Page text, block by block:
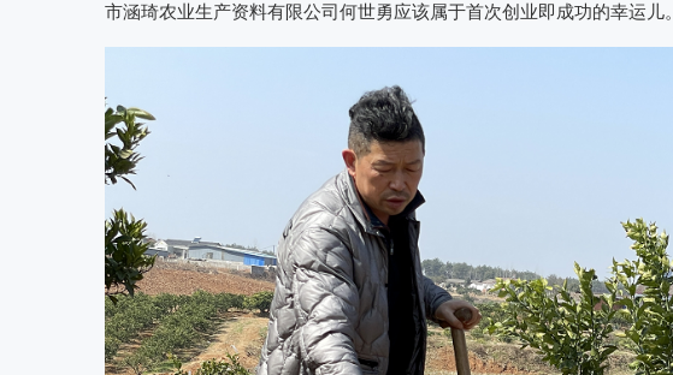
市涵琦农业生产资料有限公司何世勇应该属于首次创业即成功的幸运儿。